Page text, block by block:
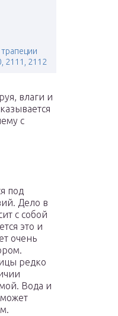
2111, 2112
влаги и
с
под
Дело в
с собой
это и
очень
редко
Вода и